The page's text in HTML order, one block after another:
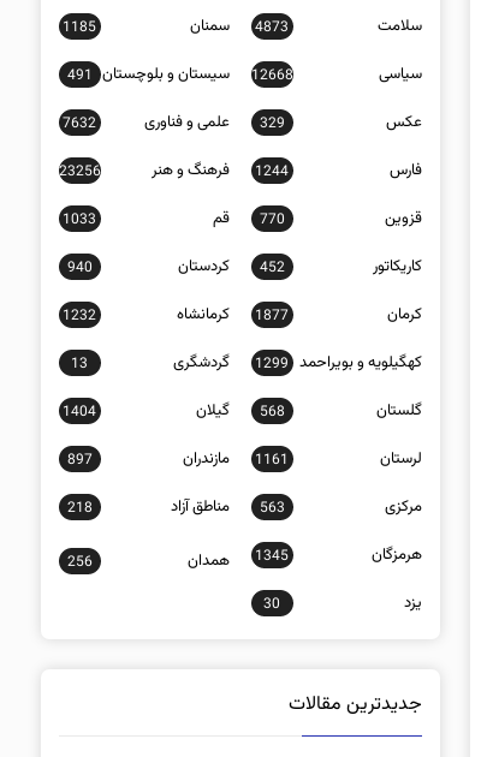
سلامت 4873 سمنان 1185
سیاسی 12668 سیستان و بلوچستان 491
عکس 329 علمی و فناوری 7632
فارس 1244 فرهنگ و هنر 23256
قزوین 770 قم 1033
کاریکاتور 452 کردستان 940
کرمان 1877 کرمانشاه 1232
کهگیلویه و بویراحمد 1299 گردشگری 13
گلستان 568 گیلان 1404
لرستان 1161 مازندران 897
مرکزی 563 مناطق آزاد 218
هرمزگان 1345 همدان 256
یزد 30
جدیدترین مقالات